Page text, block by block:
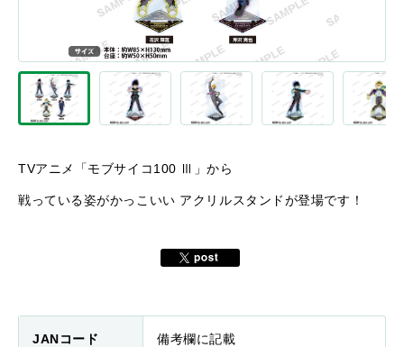
TVアニメ「モブサイコ100 Ⅲ」から
戦っている姿がかっこいい アクリルスタンドが登場です！
JANコード 備考欄に記載